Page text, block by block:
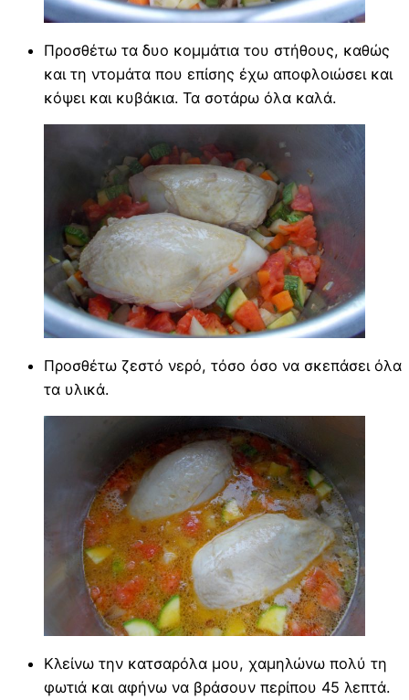
Προσθέτω τα δυο κομμάτια του στήθους, καθώς
και τη ντομάτα που επίσης έχω αποφλοιώσει και
κόψει και κυβάκια. Τα σοτάρω όλα καλά.
Προσθέτω ζεστό νερό, τόσο όσο να σκεπάσει όλα
τα υλικά.
Κλείνω την κατσαρόλα μου, χαμηλώνω πολύ τη
φωτιά και αφήνω να βράσουν περίπου 45 λεπτά.